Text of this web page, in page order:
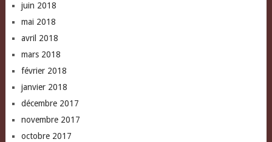
juin 2018
mai 2018
avril 2018
mars 2018
février 2018
janvier 2018
décembre 2017
novembre 2017
octobre 2017